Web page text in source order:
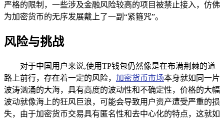
严格的限制，一些涉及金融风险较高的项目被禁止接入，仿佛
为加密货币的无序发展戴上了一副“紧箍咒”。
风险与挑战
对于中国用户来说,使用TP钱包仍然像是在布满荆棘的道
路上前行，存在着一定的风险， 加密货币市场本身就如同一片
波涛汹涌的大海，具有高度的波动性和不确定性，价格的大幅
波动就像海上的狂风巨浪，可能会导致用户资产遭受严重的损
失，由于加密货币交易具有匿名性和去中心化的特点，这就如